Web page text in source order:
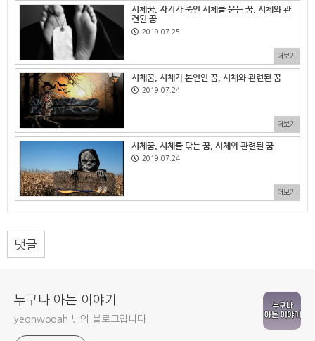
시체꿈, 자기가 죽인 시체를 묻는 꿈, 시체와 관
련된 꿈
2019.07.25
더보기
시체꿈, 시체가 본인인 꿈, 시체와 관련된 꿈
2019.07.24
더보기
시체꿈. 시체를 닦는 꿈, 시체와 관련된 꿈
2019.07.24
더보기
댓글
누구나 아는 이야기
yeonwooah 님의 블로그입니다.